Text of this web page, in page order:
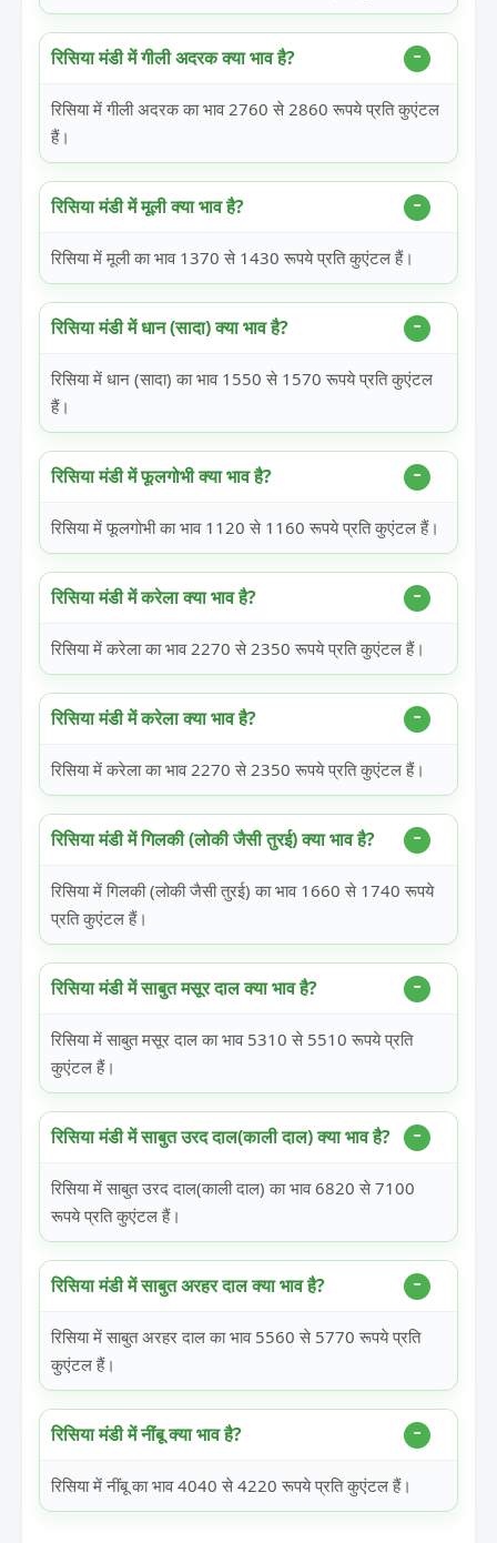
रिसिया मंडी में गीली अदरक क्या भाव है?
रिसिया में गीली अदरक का भाव 2760 से 2860 रूपये प्रति कुएंटल
हैं।
रिसिया मंडी में मूली क्या भाव है?
रिसिया में मूली का भाव 1370 से 1430 रूपये प्रति कुएंटल हैं।
रिसिया मंडी में धान (सादा) क्या भाव है?
रिसिया में धान (सादा) का भाव 1550 से 1570 रूपये प्रति कुएंटल
हैं।
रिसिया मंडी में फूलगोभी क्या भाव है?
रिसिया में फूलगोभी का भाव 1120 से 1160 रूपये प्रति कुएंटल हैं।
रिसिया मंडी में करेला क्या भाव है?
रिसिया में करेला का भाव 2270 से 2350 रूपये प्रति कुएंटल हैं।
रिसिया मंडी में करेला क्या भाव है?
रिसिया में करेला का भाव 2270 से 2350 रूपये प्रति कुएंटल हैं।
रिसिया मंडी में गिलकी (लोकी जैसी तुरई) क्या भाव है?
रिसिया में गिलकी (लोकी जैसी तुरई) का भाव 1660 से 1740 रूपये
प्रति कुएंटल हैं।
रिसिया मंडी में साबुत मसूर दाल क्या भाव है?
रिसिया में साबुत मसूर दाल का भाव 5310 से 5510 रूपये प्रति
कुएंटल हैं।
रिसिया मंडी में साबुत उरद दाल(काली दाल) क्या भाव है?
रिसिया में साबुत उरद दाल(काली दाल) का भाव 6820 से 7100
रूपये प्रति कुएंटल हैं।
रिसिया मंडी में साबुत अरहर दाल क्या भाव है?
रिसिया में साबुत अरहर दाल का भाव 5560 से 5770 रूपये प्रति
कुएंटल हैं।
रिसिया मंडी में नींबू क्या भाव है?
रिसिया में नींबू का भाव 4040 से 4220 रूपये प्रति कुएंटल हैं।